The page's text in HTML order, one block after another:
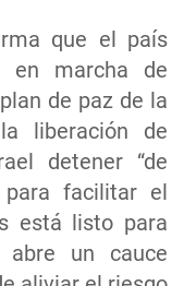
que el país
en marcha de
de paz de la
liberación de
detener “de
para facilitar el
está listo para
abre un cauce